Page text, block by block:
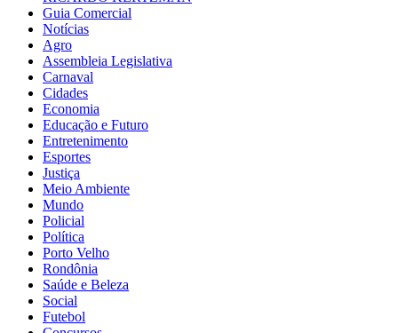
Guia Comercial
Notícias
Agro
Assembleia Legislativa
Carnaval
Cidades
Economia
Educação e Futuro
Entretenimento
Esportes
Justiça
Meio Ambiente
Mundo
Policial
Política
Porto Velho
Rondônia
Saúde e Beleza
Social
Futebol